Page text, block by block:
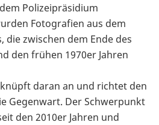
Polizeipräsidium
Fotografien aus dem
die zwischen dem Ende des
den frühen 1970er Jahren
daran an und richtet den
Gegenwart. Der Schwerpunkt
den 2010er Jahren und